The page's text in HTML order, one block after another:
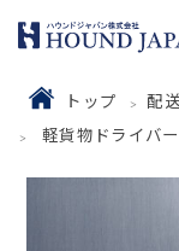
トップ
配
軽貨物ドライバ